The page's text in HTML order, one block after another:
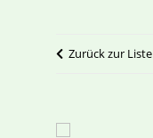
Zurück zur Liste